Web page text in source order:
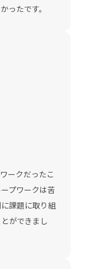
ったです。
ークだったこ
プワークは苦
課題に取り組
ができまし